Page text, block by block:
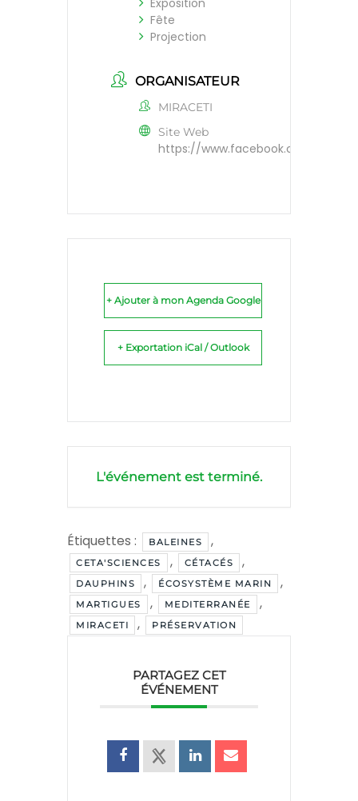
Exposition
Fête
Projection
ORGANISATEUR
MIRACETI
Site Web
https://www.facebook.com/
+ Ajouter à mon Agenda Google
+ Exportation iCal / Outlook
L'événement est terminé.
Étiquettes : BALEINES ,
CETA'SCIENCES , CÉTACÉS ,
DAUPHINS , ÉCOSYSTÈME MARIN ,
MARTIGUES , MEDITERRANÉE ,
MIRACETI , PRÉSERVATION
PARTAGEZ CET
ÉVÉNEMENT